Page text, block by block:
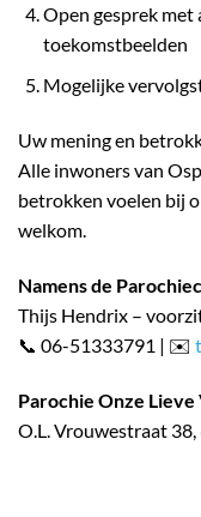
Open gesprek met
toekomstbeelden
Mogelijke
Uw mening en
Alle inwoners van
betrokken voelen bij
welkom.
Namens de
Thijs Hendrix –
📞 06-51333791 | ✉️
Parochie Onze
O.L. Vrouwestraat